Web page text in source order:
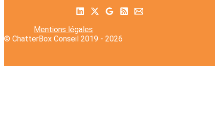
Mentions légales
© ChatterBox Conseil 2019 - 2026